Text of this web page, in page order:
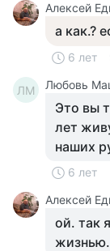
Алексей
а как.?
6 лет
ЛМ Любовь
Это вы
лет
наших
6 лет
Алексей
ой. так
жизнью.